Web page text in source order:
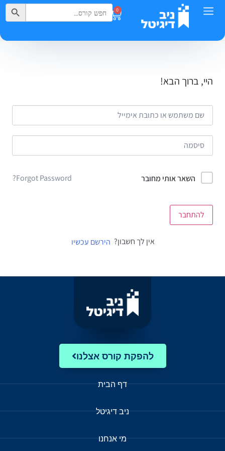
0
Search
for:
Search Button
היי, ברוך הבא!
השאר אותי מחובר Forgot Password?
להתחבר
אין לך חשבון? הירשם עכשיו
להפקת קורס אצלנו
דף הבית
ניב דיגיטל
מי אנחנו